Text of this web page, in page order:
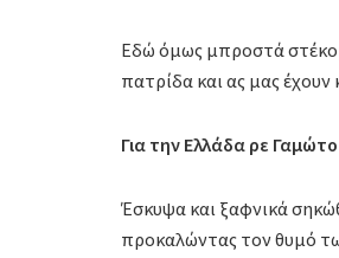
Εδώ όμως μπροστά
πατρίδα και ας μας έχουν
Για την Ελλάδα ρε Γαμώτο
Έσκυψα και ξαφνικά
προκαλώντας τον θυμό